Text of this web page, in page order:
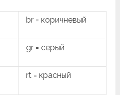
br = коричневый
gr = серый
rt = красный